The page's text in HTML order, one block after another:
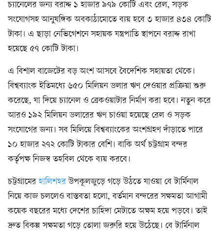
চ্যানেলের জন্য বরাদ্দ ১ হাজার ৯৭৯ কোটি এবং রেল, সড়ক
সংযোগসহ আনুষঙ্গিক অবকাঠামোতে ব্যয় হবে ৩ হাজার ৪৩৪ কোটি
টাকা। এ ছাড়া নেভিগেশনে সহায়ক যন্ত্রপাতি স্থাপনে বরাদ্দ রাখা
হয়েছে ৫৭ কোটি টাকা।
এ বিশাল বাজেটের বড় অংশ আসবে বৈদেশিক সহায়তা থেকে।
বিশ্বব্যাংক ইতিমধ্যে ৬৫০ মিলিয়ন ডলার ঋণ দেওয়ার প্রক্রিয়া শুরু
করেছে, যা দিয়ে চ্যানেল ও ব্রেকওয়াটার নির্মাণ করা হবে। নতুন করে
আরও ১৯২ মিলিয়ন ডলারের ঋণ চাওয়া হয়েছে রেল ও সড়ক
সংযোগের জন্য। সব মিলিয়ে বিশ্বব্যাংকের অংশগ্রহণ দাঁড়াতে পারে
১০ হাজার ২৭২ কোটি টাকার বেশি। বাকি অর্থ চট্টগ্রাম বন্দর
কর্তৃপক্ষ নিজস্ব তহবিল থেকে ব্যয় করবে।
চট্টগ্রামেরহালিশহর উপকূলজুড়ে গড়ে উঠতে যাওয়া বে টার্মিনাল
নিয়ে কাজ চললেও বাস্তবতা হলো, বর্তমান বন্দরের সক্ষমতা আগামী
কয়েক বছরের মধ্যে দেশের চাহিদা মেটাতে অক্ষম হয়ে পড়বে। তাই
দ্রুত বিকল্প সক্ষমতা গড়ে তোলা জরুরি হয়ে উঠেছে। বে টার্মিনাল